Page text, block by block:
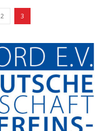
2 3